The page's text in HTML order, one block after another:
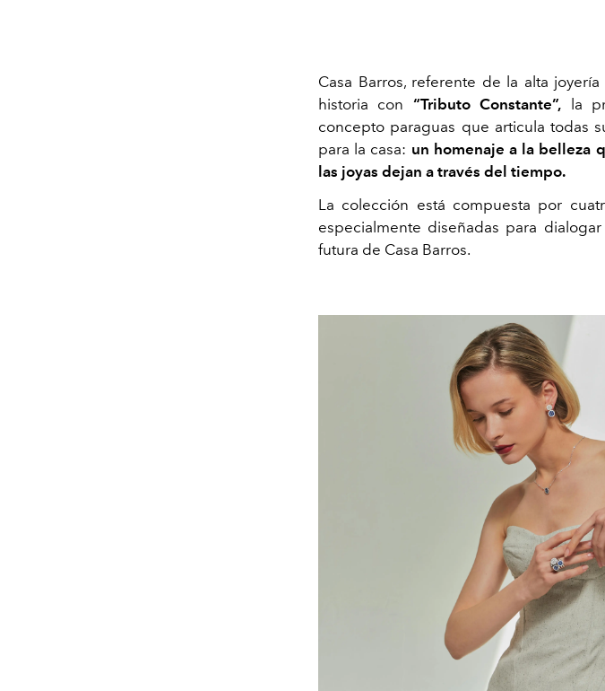
Casa Barros, referente de la alta
historia con “Tributo Constante”, la
concepto paraguas que articula todas
para la casa: un homenaje a la belleza
las joyas dejan a través del tiempo.
La colección está compuesta por
especialmente diseñadas para
futura de Casa Barros.